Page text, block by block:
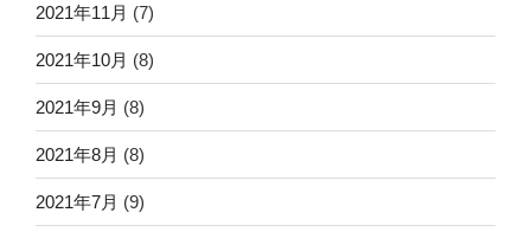
2021年11月 (7)
2021年10月 (8)
2021年9月 (8)
2021年8月 (8)
2021年7月 (9)